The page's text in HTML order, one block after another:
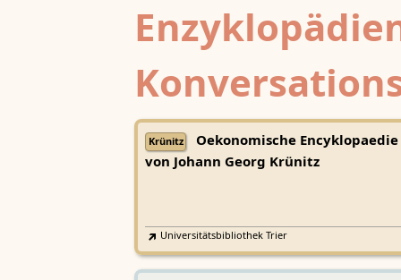
Krünitz
Oekonomische Encyklopaedie
von Johann Georg Krünitz
Universitätsbibliothek Trier